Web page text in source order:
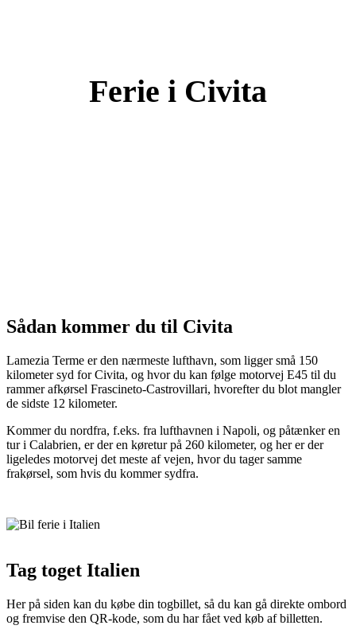
Ferie i Civita
Sådan kommer du til Civita
Lamezia Terme er den nærmeste lufthavn, som ligger små 150
kilometer syd for Civita, og hvor du kan følge motorvej E45 til du
rammer afkørsel Frascineto-Castrovillari, hvorefter du blot mangler
de sidste 12 kilometer.
Kommer du nordfra, f.eks. fra lufthavnen i Napoli, og påtænker en
tur i Calabrien, er der en køretur på 260 kilometer, og her er der
ligeledes motorvej det meste af vejen, hvor du tager samme
frakørsel, som hvis du kommer sydfra.
Tag toget Italien
Her på siden kan du købe din togbillet, så du kan gå direkte ombord
og fremvise den QR-kode, som du har fået ved køb af billetten.